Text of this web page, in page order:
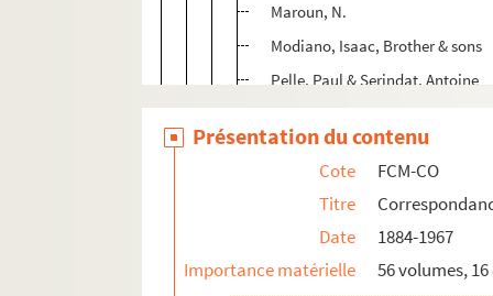
Maroun, N.
Modiano, Isaac, Brother & sons
Pelle, Paul & Serindat, Antoine
Pin, Alfred
Pinatel, Raphaël
Raymond, Auguste
Ritterbeck, P.
Présentation du contenu
Cote
FCM-CO
Titre
Date
1884-1967
Importance matérielle
56 volumes,